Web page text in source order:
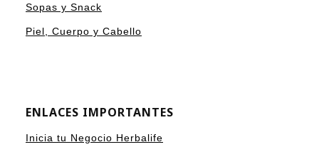
Sopas y Snack
Piel, Cuerpo y Cabello
ENLACES IMPORTANTES
Inicia tu Negocio Herbalife